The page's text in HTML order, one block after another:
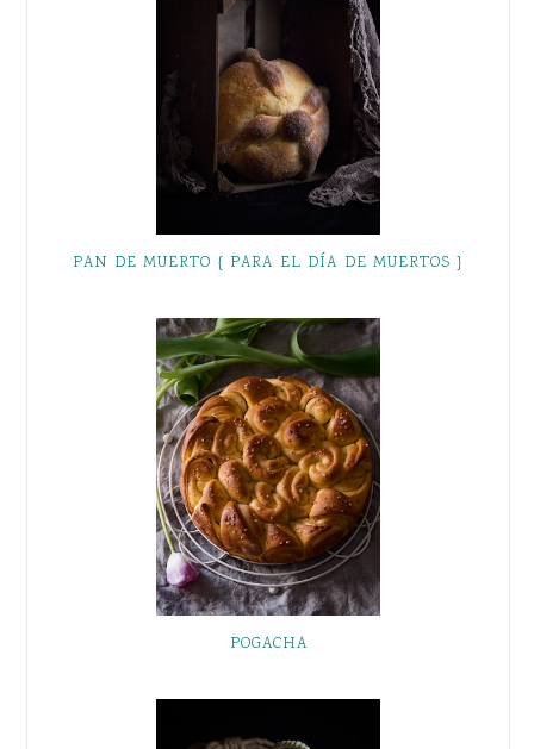
PAN DE MUERTO { PARA EL DÍA DE MUERTOS }
POGACHA